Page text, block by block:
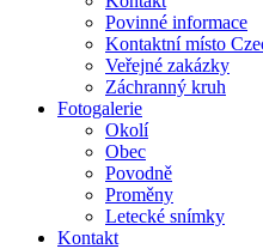
Povinné informace
Kontaktní místo
Veřejné zakázky
Záchranný kruh
Fotogalerie
Okolí
Obec
Povodně
Proměny
Letecké snímky
Kontakt